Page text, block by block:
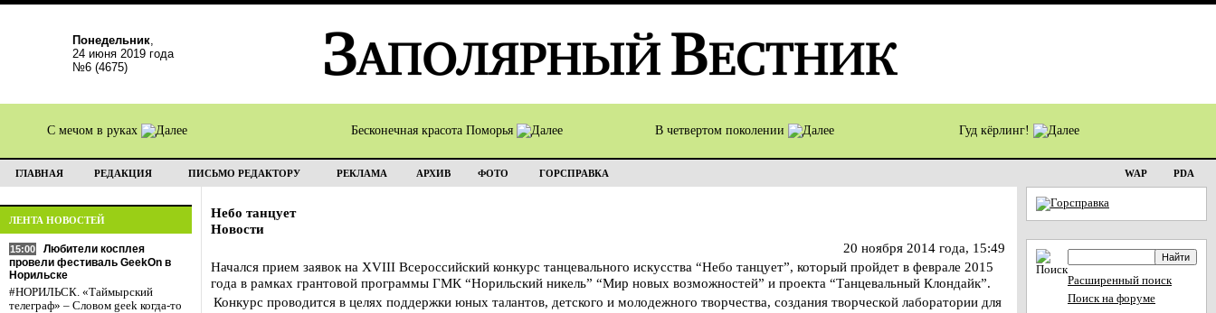
Понедельник,
24 июня 2019 года
№6 (4675)
С мечом в руках Бесконечная красота Поморья В четвертом поколении Гуд кёрлинг!
ГЛАВНАЯ РЕДАКЦИЯ ПИСЬМО РЕДАКТОРУ РЕКЛАМА АРХИВ ФОТО ГОРСПРАВКА WAP PDA
ЛЕНТА НОВОСТЕЙ
15:00
Любители косплея
провели фестиваль GeekOn в
Норильске
#НОРИЛЬСК. «Таймырский
телеграф» – Словом geek когда-то
Небо танцует
Новости
20 ноября 2014 года, 15:49
Начался прием заявок на XVIII Всероссийский конкурс танцевального искусства “Небо танцует”, который пройдет в феврале 2015
года в рамках грантовой программы ГМК “Норильский никель” “Мир новых возможностей” и проекта “Танцевальный Клондайк”.
Конкурс проводится в целях поддержки юных талантов, детского и молодежного творчества, создания творческой лаборатории для
Расширенный поиск
Поиск на форуме